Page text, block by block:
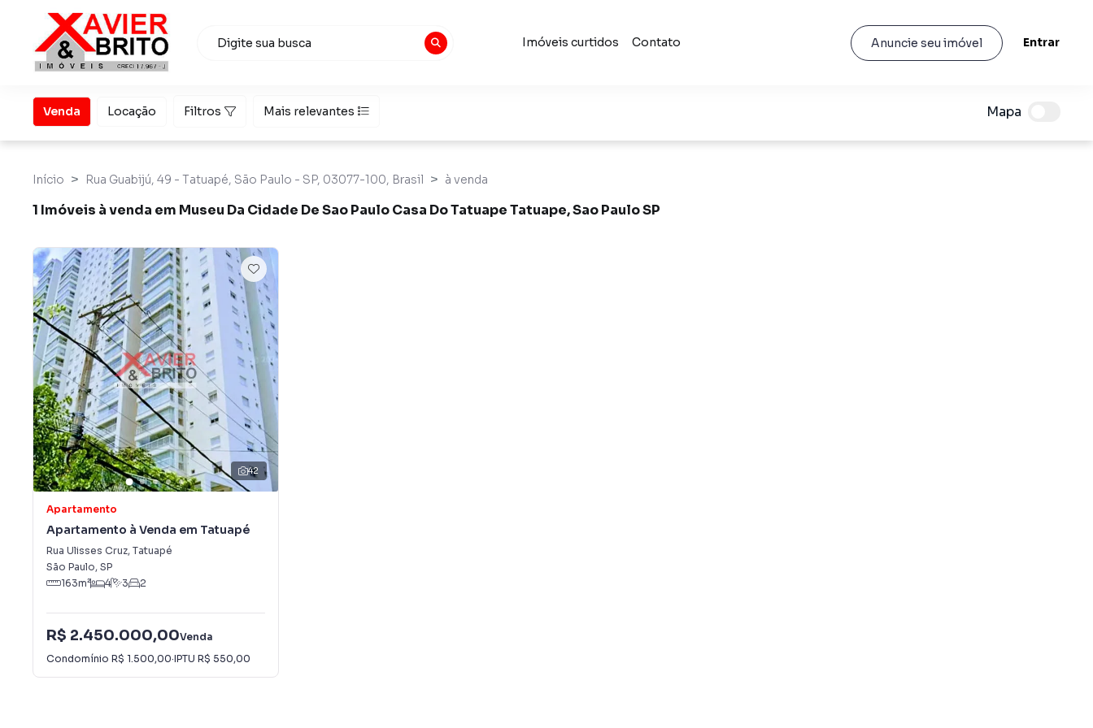
Imóveis curtidos Contato Anuncie seu imóvel Entrar
Venda Locação Filtros Mais relevantes Mapa
Início Rua Guabijú, 49 - Tatuapé, São Paulo - SP, 03077-100, Brasil à venda
1 Imóveis à venda em Museu Da Cidade De Sao Paulo Casa Do Tatuape Tatuape, Sao Paulo SP
42
Apartamento
Apartamento à Venda em Tatuapé
Rua Ulisses Cruz, Tatuapé
São Paulo, SP
163m² 4 3 2
R$ 2.450.000,00Venda
Condomínio R$ 1.500,00·IPTU R$ 550,00